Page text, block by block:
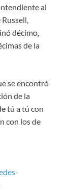
al
décimo,
de la
se encontró
de la
tú a tú con
con los de